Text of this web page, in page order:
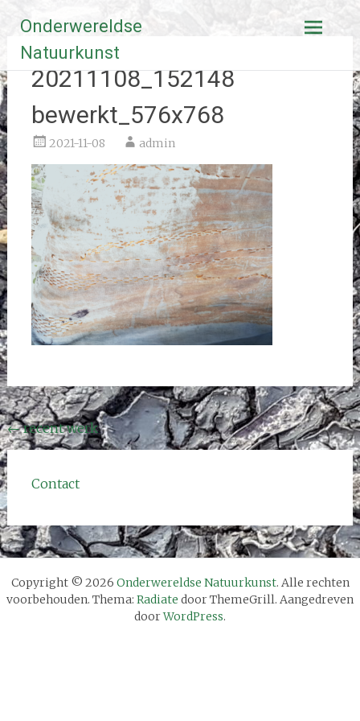
naar
inhoud
Onderwereldse
Natuurkunst
20211108_152148
bewerkt_576x768
2021-11-08 admin
Bericht
navigatie
←recent werk
Contact
Copyright © 2026 Onderwereldse Natuurkunst. Alle rechten
voorbehouden. Thema: Radiate door ThemeGrill. Aangedreven
doorWordPress.